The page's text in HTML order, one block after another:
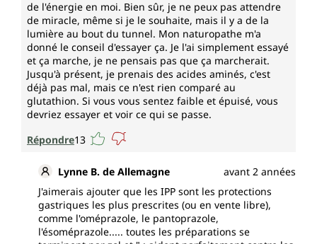
de l'énergie en moi. Bien sûr, je ne peux pas attendre
de miracle, même si je le souhaite, mais il y a de la
lumière au bout du tunnel. Mon naturopathe m'a
donné le conseil d'essayer ça. Je l'ai simplement essayé
et ça marche, je ne pensais pas que ça marcherait.
Jusqu'à présent, je prenais des acides aminés, c'est
déjà pas mal, mais ce n'est rien comparé au
glutathion. Si vous vous sentez faible et épuisé, vous
devriez essayer et voir ce qui se passe.
Répondre13
Lynne B. de Allemagne
avant 2 années
J'aimerais ajouter que les IPP sont les protections
gastriques les plus prescrites (ou en vente libre),
comme l'oméprazole, le pantoprazole,
l'ésoméprazole..... toutes les préparations se